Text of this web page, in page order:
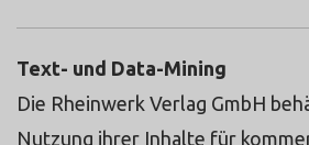
Text- und Data-Mining
Die Rheinwerk Verlag GmbH
Nutzung ihrer Inhalte für